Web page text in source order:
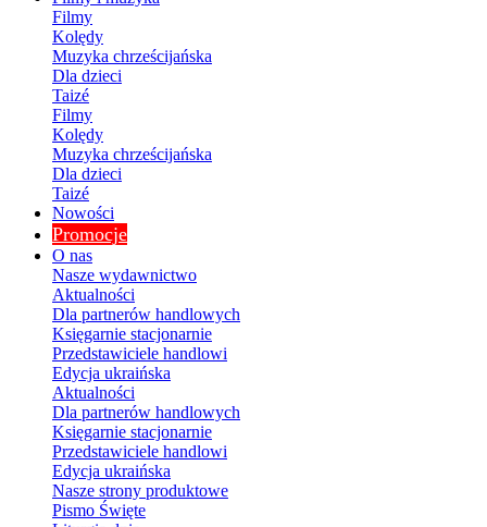
Filmy
Kolędy
Muzyka chrześcijańska
Dla dzieci
Taizé
Filmy
Kolędy
Muzyka chrześcijańska
Dla dzieci
Taizé
Nowości
Promocje
O nas
Nasze wydawnictwo
Aktualności
Dla partnerów handlowych
Księgarnie stacjonarnie
Przedstawiciele handlowi
Edycja ukraińska
Aktualności
Dla partnerów handlowych
Księgarnie stacjonarnie
Przedstawiciele handlowi
Edycja ukraińska
Nasze strony produktowe
Pismo Święte